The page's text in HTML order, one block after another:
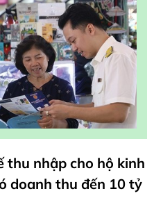
thu nhập cho hộ kinh
doanh thu đến 10 tỷ